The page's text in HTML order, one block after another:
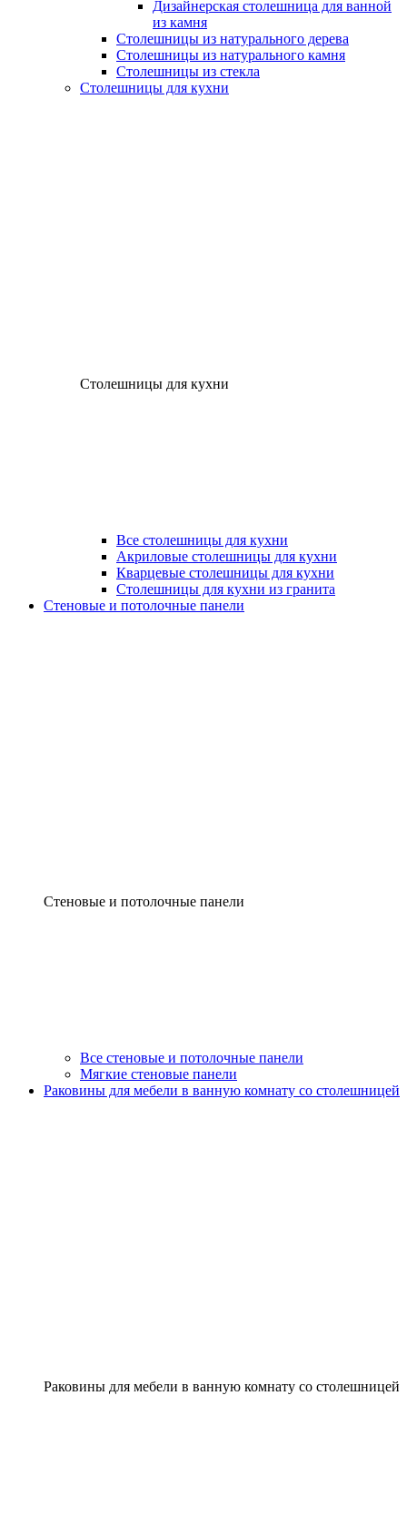
Дизайнерская столешница для ванной
из камня
Столешницы из натурального дерева
Столешницы из натурального камня
Столешницы из стекла
Столешницы для кухни
Столешницы для кухни
Все столешницы для кухни
Акриловые столешницы для кухни
Кварцевые столешницы для кухни
Столешницы для кухни из гранита
Стеновые и потолочные панели
Стеновые и потолочные панели
Все стеновые и потолочные панели
Мягкие стеновые панели
Раковины для мебели в ванную комнату со столешницей
Раковины для мебели в ванную комнату со столешницей